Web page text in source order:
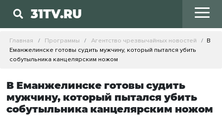
31TV.RU
Главная Программы Агентство чрезвычайных новостей
В
Еманжелинске готовы судить мужчину, который пытался убить
собутыльника канцелярским ножом
В Еманжелинске готовы судить
мужчину, который пытался убить
собутыльника канцелярским ножом